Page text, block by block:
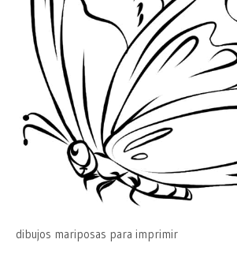
dibujos mariposas para imprimir